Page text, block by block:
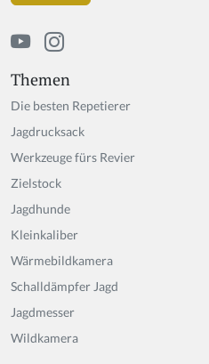
Themen
Die besten Repetierer
Jagdrucksack
Werkzeuge fürs Revier
Zielstock
Jagdhunde
Kleinkaliber
Wärmebildkamera
Schalldämpfer Jagd
Jagdmesser
Wildkamera
a
n,
ig
n
o
r
t
hi
s
el
d